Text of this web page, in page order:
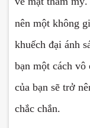
nên một không
khuếch đại ánh
bạn một cách vô
của bạn sẽ trở
chắc chắn.